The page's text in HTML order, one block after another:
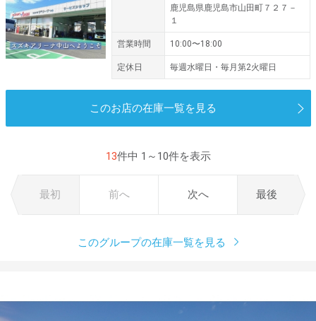
鹿児島県鹿児島市山田町７２７－
１
営業時間 10:00〜18:00
定休日 毎週水曜日・毎月第2火曜日
このお店の在庫一覧を見る
13件中 1～10件を表示
最初 前へ 次へ 最後
このグループの在庫一覧を見る